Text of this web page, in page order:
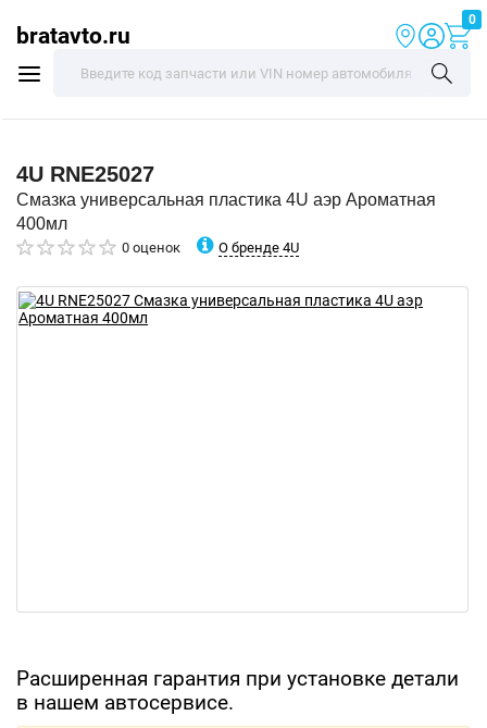
bratavto.ru
0
4U RNE25027
Смазка универсальная пластика 4U аэр Ароматная
400мл
0 оценок О бренде 4U
Расширенная гарантия при установке детали
в нашем автосервисе.